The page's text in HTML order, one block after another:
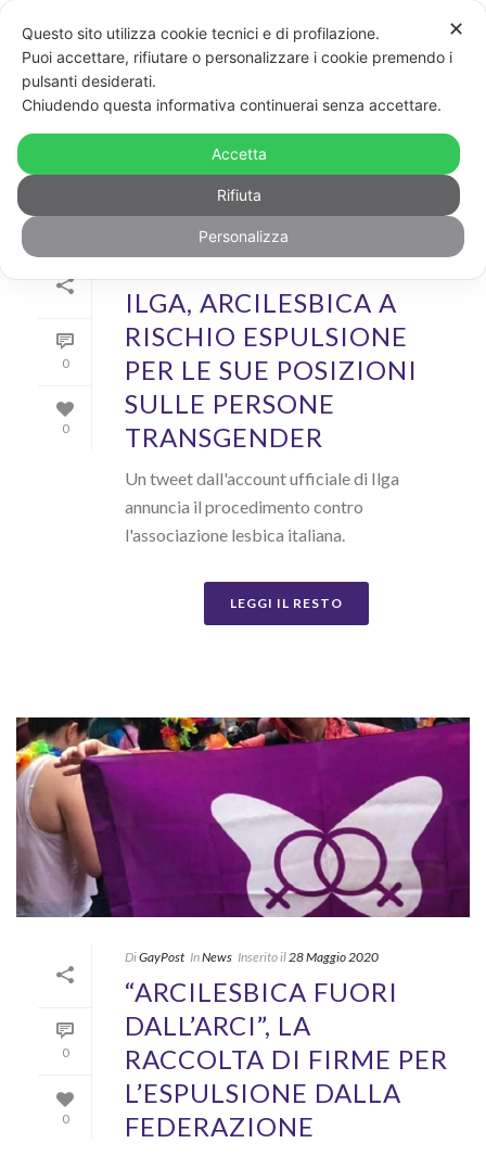
ARCHIVIO
Archivi Tag per: "espulsione"
0
0
ILGA, ARCILESBICA A
RISCHIO ESPULSIONE
PER LE SUE POSIZIONI
SULLE PERSONE
TRANSGENDER
Un tweet dall'account ufficiale di Ilga
annuncia il procedimento contro
l'associazione lesbica italiana.
LEGGI IL RESTO
0
0
DiGayPost InNews Inserito il28 Maggio 2020
“ARCILESBICA FUORI
DALL’ARCI”, LA
RACCOLTA DI FIRME PER
L’ESPULSIONE DALLA
FEDERAZIONE
✕
Questo sito utilizza cookie tecnici e di profilazione.
Puoi accettare, rifiutare o personalizzare i cookie premendo i
pulsanti desiderati.
Chiudendo questa informativa continuerai senza accettare.
Accetta
Rifiuta
Personalizza